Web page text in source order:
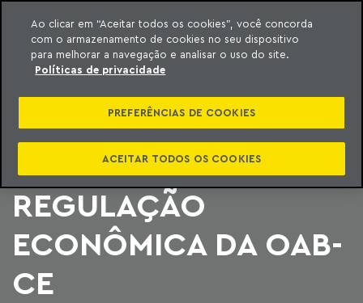
o conteúdo
Machado Meyer
I SEMINÁRIO DE
DEFESA DA
CONCORRÊNCIA E
REGULAÇÃO
ECONÔMICA DA OAB-
CE
Ao clicar em “Aceitar todos os cookies”, você concorda
com o armazenamento de cookies no seu dispositivo
para melhorar a navegação e analisar o uso do site.
Políticas de privacidade
PREFERÊNCIAS DE COOKIES
ACEITAR TODOS OS COOKIES